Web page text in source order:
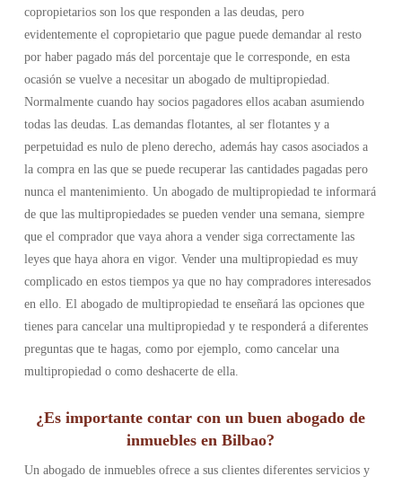
copropietarios son los que responden a las deudas, pero
evidentemente el copropietario que pague puede demandar al resto
por haber pagado más del porcentaje que le corresponde, en esta
ocasión se vuelve a necesitar un abogado de multipropiedad.
Normalmente cuando hay socios pagadores ellos acaban asumiendo
todas las deudas. Las demandas flotantes, al ser flotantes y a
perpetuidad es nulo de pleno derecho, además hay casos asociados a
la compra en las que se puede recuperar las cantidades pagadas pero
nunca el mantenimiento. Un abogado de multipropiedad te informará
de que las multipropiedades se pueden vender una semana, siempre
que el comprador que vaya ahora a vender siga correctamente las
leyes que haya ahora en vigor. Vender una multipropiedad es muy
complicado en estos tiempos ya que no hay compradores interesados
en ello. El abogado de multipropiedad te enseñará las opciones que
tienes para cancelar una multipropiedad y te responderá a diferentes
preguntas que te hagas, como por ejemplo, como cancelar una
multipropiedad o como deshacerte de ella.
¿Es importante contar con un buen abogado de
inmuebles en Bilbao?
Un abogado de inmuebles ofrece a sus clientes diferentes servicios y